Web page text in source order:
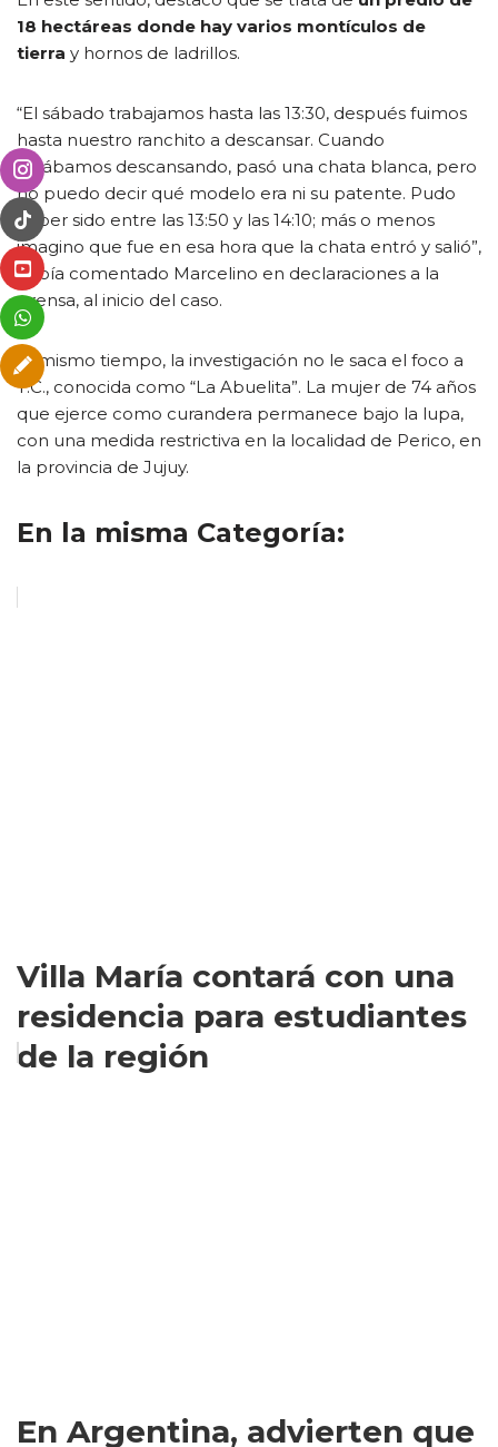
18 hectáreas donde hay varios montículos de
tierra y hornos de ladrillos.
“El sábado trabajamos hasta las 13:30, después fuimos
hasta nuestro ranchito a descansar. Cuando
estábamos descansando, pasó una chata blanca, pero
no puedo decir qué modelo era ni su patente. Pudo
haber sido entre las 13:50 y las 14:10; más o menos
imagino que fue en esa hora que la chata entró y salió”,
había comentado Marcelino en declaraciones a la
prensa, al inicio del caso.
Al mismo tiempo, la investigación no le saca el foco a
T.C., conocida como “La Abuelita”. La mujer de 74 años
que ejerce como curandera permanece bajo la lupa,
con una medida restrictiva en la localidad de Perico, en
la provincia de Jujuy.
En la misma Categoría:
Villa María contará con una
residencia para estudiantes
de la región
En Argentina, advierten que